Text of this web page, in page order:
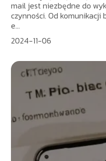
mail jest niezbędne do
czynności. Od
e...
2024-11-06